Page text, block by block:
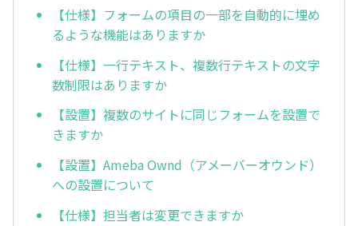
【仕様】フォームの項目の一部を自動的に埋め
るような機能はありますか
【仕様】一行テキスト、複数行テキストの文字
数制限はありますか
【設置】複数のサイトに同じフォームを設置で
きますか
【設置】Ameba Ownd（アメーバーオウンド）
への設置について
【仕様】担当者は変更できますか